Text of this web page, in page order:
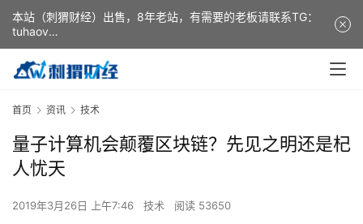
首页 资讯 技术
量子计算机会颠覆区块链？先见之明还是杞
人忧天
2019年3月26日 上午7:46 技术 阅读 53650
本站（刺猬财经）出售，8年老站，有需要的老板请联系TG：
tuhaov
This website (ciweicaijing) is for sale. It is a 8-year-old
website. If you need it, please contact TG: tuhaov